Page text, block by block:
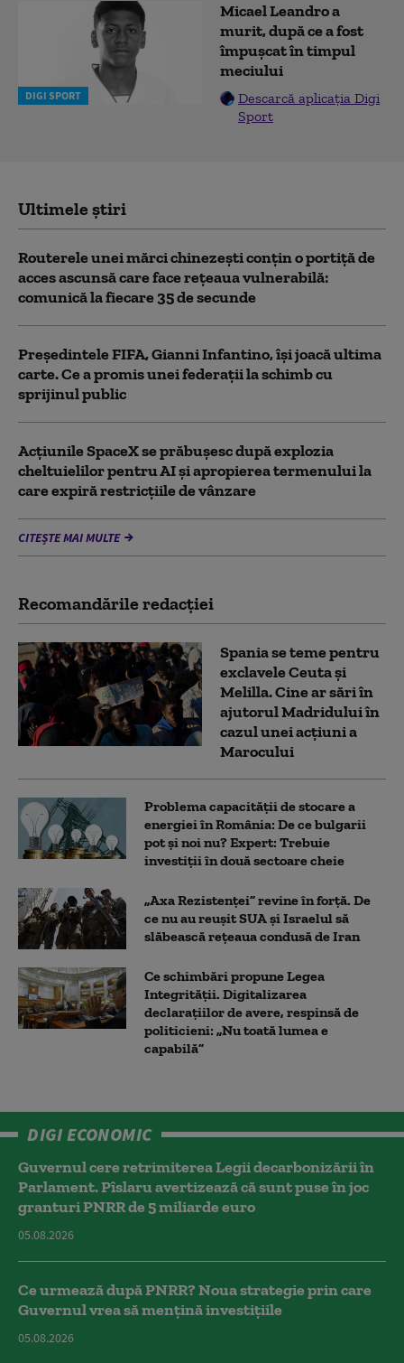
DIGI SPORT
Micael Leandro a
murit, după ce a fost
împușcat în timpul
meciului
Descarcă aplicația Digi
Sport
Ultimele știri
Routerele unei mărci chinezești conțin o portiță de
acces ascunsă care face rețeaua vulnerabilă:
comunică la fiecare 35 de secunde
Președintele FIFA, Gianni Infantino, îşi joacă ultima
carte. Ce a promis unei federații la schimb cu
sprijinul public
Acţiunile SpaceX se prăbuşesc după explozia
cheltuielilor pentru AI şi apropierea termenului la
care expiră restricţiile de vânzare
CITEȘTE MAI MULTE
Recomandările redacţiei
Spania se teme pentru
exclavele Ceuta și
Melilla. Cine ar sări în
ajutorul Madridului în
cazul unei acțiuni a
Marocului
Problema capacității de stocare a
energiei în România: De ce bulgarii
pot și noi nu? Expert: Trebuie
investiții în două sectoare cheie
„Axa Rezistenței” revine în forță. De
ce nu au reușit SUA și Israelul să
slăbească rețeaua condusă de Iran
Ce schimbări propune Legea
Integrității. Digitalizarea
declarațiilor de avere, respinsă de
politicieni: „Nu toată lumea e
capabilă”
DIGI ECONOMIC
Guvernul cere retrimiterea Legii decarbonizării în
Parlament. Pîslaru avertizează că sunt puse în joc
granturi PNRR de 5 miliarde euro
05.08.2026
Ce urmează după PNRR? Noua strategie prin care
Guvernul vrea să mențină investițiile
05.08.2026